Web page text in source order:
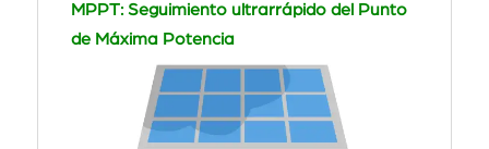
MPPT: Seguimiento ultrarrápido del Punto
de Máxima Potencia